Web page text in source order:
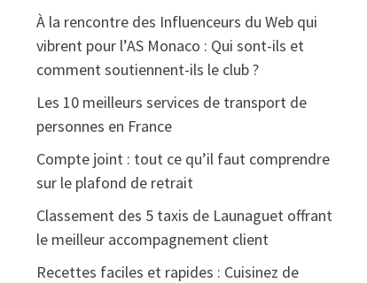
À la rencontre des Influenceurs du Web qui
vibrent pour l’AS Monaco : Qui sont-ils et
comment soutiennent-ils le club ?
Les 10 meilleurs services de transport de
personnes en France
Compte joint : tout ce qu’il faut comprendre
sur le plafond de retrait
Classement des 5 taxis de Launaguet offrant
le meilleur accompagnement client
Recettes faciles et rapides : Cuisinez de